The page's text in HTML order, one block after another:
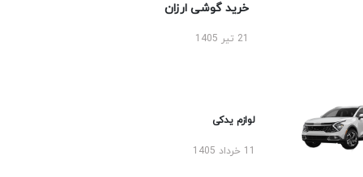
خرید گوشی ارزان
لوازم یدکی